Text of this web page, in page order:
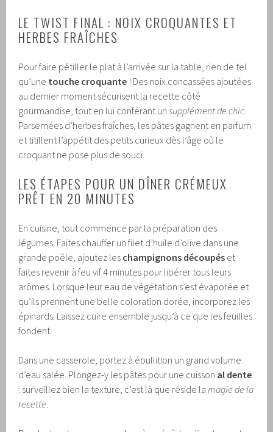
LE TWIST FINAL : NOIX CROQUANTES ET
HERBES FRAÎCHES
Pour faire pétiller le plat à l’arrivée sur la table, rien de tel
qu’une touche croquante ! Des noix concassées ajoutées
au dernier moment sécurisent la recette côté
gourmandise, tout en lui conférant unsupplément de chic
Parsemées d’herbes fraîches, les pâtes gagnent en parfum
et titillent l’appétit des petits curieux dès l’âge où le
croquant ne pose plus de souci.
LES ÉTAPES POUR UN DÎNER CRÉMEUX
PRÊT EN 20 MINUTES
En cuisine, tout commence par la préparation des
légumes. Faites chauffer un filet d’huile d’olive dans une
grande poêle, ajoutez les champignons découpés et
faites revenir à feu vif 4 minutes pour libérer tous leurs
arômes. Lorsque leur eau de végétation s’est évaporée et
qu’ils prennent une belle coloration dorée, incorporez les
épinards. Laissez cuire ensemble jusqu’à ce que les feuilles
fondent.
Dans une casserole, portez à ébullition un grand volume
d’eau salée. Plongez-y les pâtes pour une cuisson al dente
: surveillez bien la texture, c’est là que réside la magie de la
recette